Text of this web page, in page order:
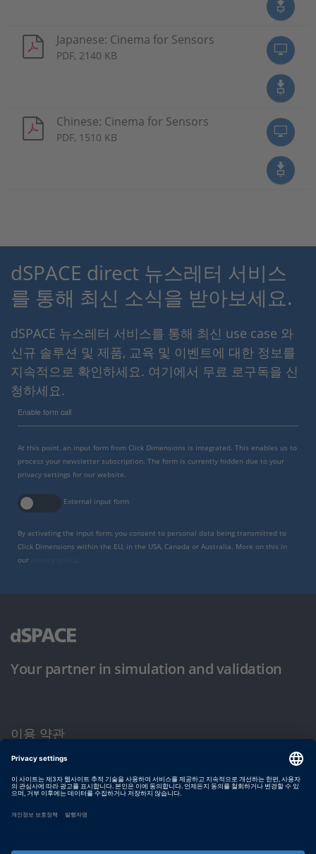
Japanese: Cinema for Sensors
PDF, 2140 KB
Chinese: Cinema for Sensors
PDF, 1510 KB
dSPACE direct 뉴스레터 서비스
를 통해 최신 소식을 받아보세요.
dSPACE 뉴스레터 서비스를 통해 최신 use case 와
신규 솔루션 및 제품, 교육 및 이벤트에 대한 정보를
지속적으로 확인하세요. 여기에서 무료 로구독을 신
청하세요.
Enable form call
At this point, an input form from Click Dimensions is integrated. This enables us to
process your newsletter subscription. The form is currently hidden due to your
privacy settings for our website.
External input form
By activating the input form, you consent to personal data being transmitted to
Click Dimensions within the EU, in the USA, Canada or Australia. More on this in
our
.
Your partner in simulation and validation
이용 약관
개인정보 보호정책
발행자 정보